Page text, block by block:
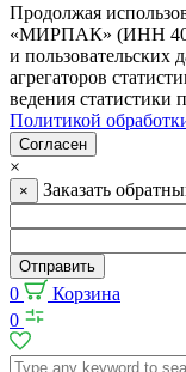
Продолжая
«МИРПАК» (ИНН
и пользовательских
агрегаторов
ведения статистики
Политикой
Согласен
×
×
Заказать
Отправить
0
Корзина
0